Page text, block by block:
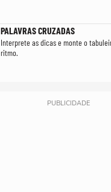
PALAVRAS CRUZADAS
Interprete as dicas e monte o
ritmo.
PUBLICIDADE